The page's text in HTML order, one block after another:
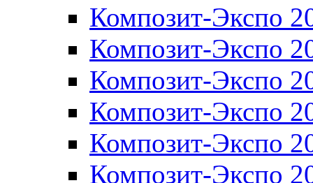
Композит-Экспо
Композит-Экспо
Композит-Экспо
Композит-Экспо
Композит-Экспо
Композит-Экспо